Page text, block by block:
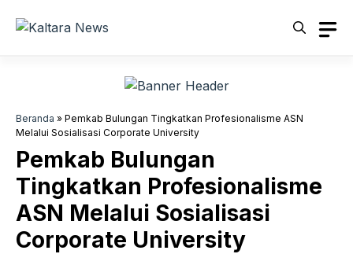
Beranda » Pemkab Bulungan Tingkatkan Profesionalisme ASN
Melalui Sosialisasi Corporate University
Pemkab Bulungan
Tingkatkan Profesionalisme
ASN Melalui Sosialisasi
Corporate University